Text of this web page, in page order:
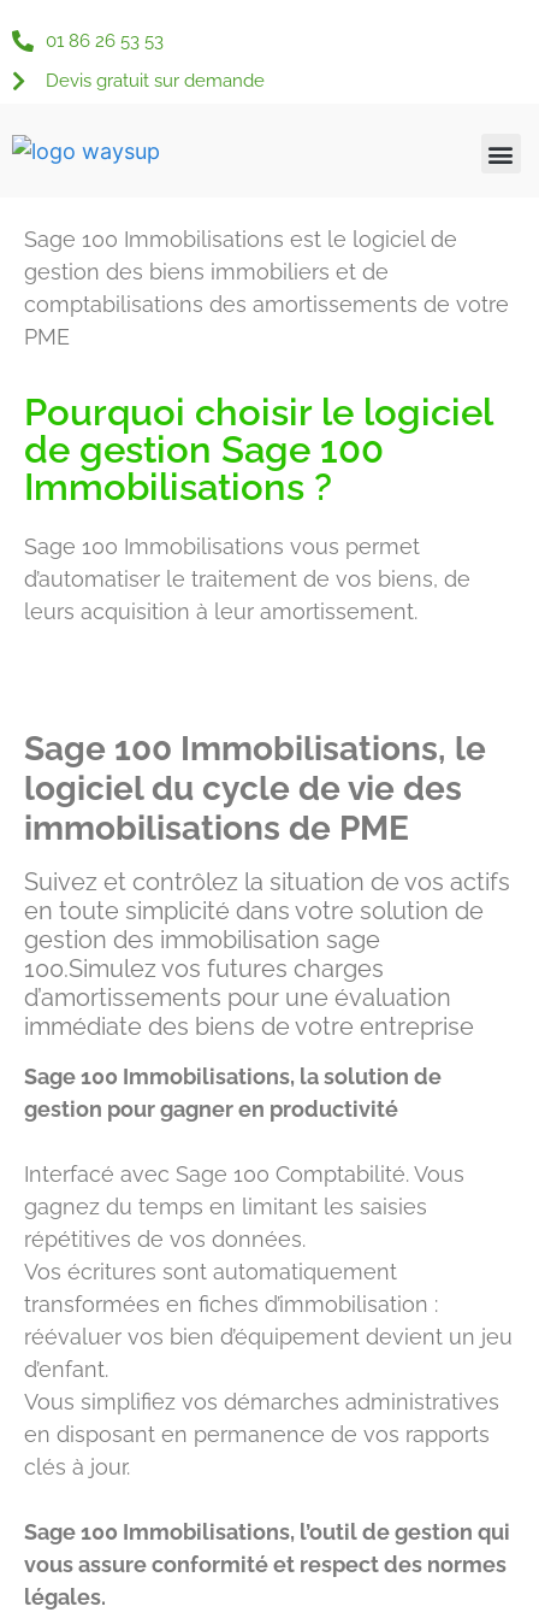
01 86 26 53 53
Devis gratuit sur demande
Sage 100 Immobilisations est le logiciel de
gestion des biens immobiliers et de
comptabilisations des amortissements de votre
PME
Pourquoi choisir le logiciel
de gestion Sage 100
Immobilisations ?
Sage 100 Immobilisations vous permet
d’automatiser le traitement de vos biens, de
leurs acquisition à leur amortissement.
Sage 100 Immobilisations, le
logiciel du cycle de vie des
immobilisations de PME
Suivez et contrôlez la situation de vos actifs
en toute simplicité dans votre solution de
gestion des immobilisation sage
100.Simulez vos futures charges
d’amortissements pour une évaluation
immédiate des biens de votre entreprise
Sage 100 Immobilisations, la solution de
gestion pour gagner en productivité
Interfacé avec Sage 100 Comptabilité. Vous
gagnez du temps en limitant les saisies
répétitives de vos données.
Vos écritures sont automatiquement
transformées en fiches d’immobilisation :
réévaluer vos bien d’équipement devient un jeu
d’enfant.
Vous simplifiez vos démarches administratives
en disposant en permanence de vos rapports
clés à jour.
Sage 100 Immobilisations, l’outil de gestion qui
vous assure conformité et respect des normes
légales.